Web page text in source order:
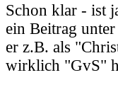
Schon klar - ist
ein Beitrag
er z.B. als
wirklich "GvS"